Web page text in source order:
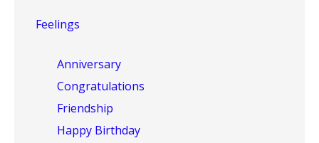
Feelings
Anniversary
Congratulations
Friendship
Happy Birthday